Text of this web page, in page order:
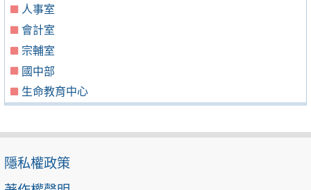
人事室
會計室
宗輔室
國中部
生命教育中心
隱私權政策